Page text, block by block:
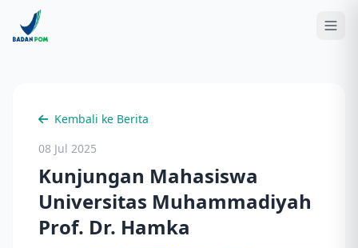
Kembali ke Berita
08 Jul 2025
Kunjungan Mahasiswa
Universitas Muhammadiyah
Prof. Dr. Hamka